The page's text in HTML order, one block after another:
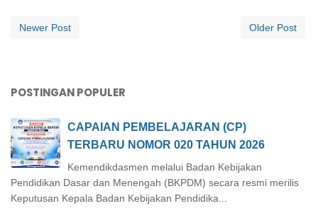
Newer Post Older Post
POSTINGAN POPULER
CAPAIAN PEMBELAJARAN (CP)
TERBARU NOMOR 020 TAHUN 2026
Kemendikdasmen melalui Badan Kebijakan
Pendidikan Dasar dan Menengah (BKPDM) secara resmi merilis
Keputusan Kepala Badan Kebijakan Pendidika...